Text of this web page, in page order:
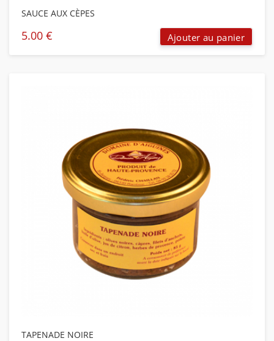
SAUCE AUX CÈPES
5.00 € Ajouter au panier
TAPENADE NOIRE